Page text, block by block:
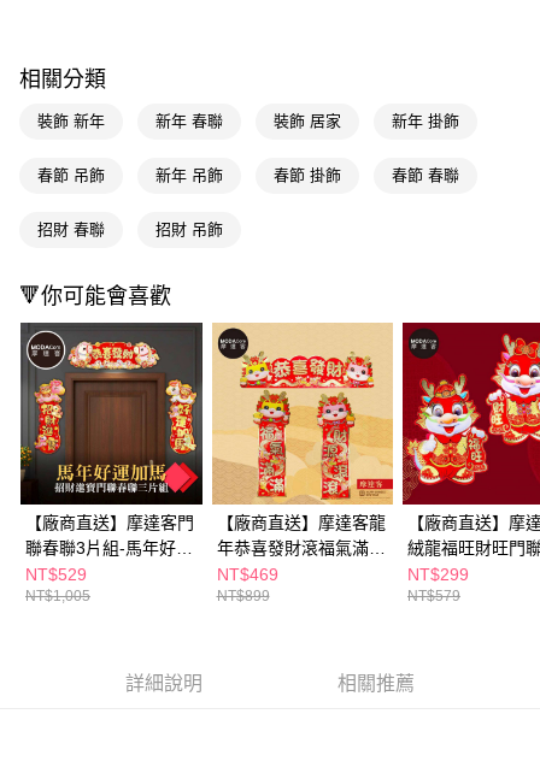
【關於「AFTEE先享後付」】
AFTEE先享後付是「在收到商品之後才付款」的支付方式。 讓您購物簡單
便利好安心！
２．便利：只要手機號碼，簡訊認證，即可結帳。
【「AFTEE先享後付」結帳流程】
結帳頁面，進行簡訊認證並確認金額後，即可完成結帳。
２．訂單成立數日內，您將收到繳費通知簡訊。
３．收到繳費通知簡訊後14天內，點擊此簡訊中的連結，可透過四大超商／
ATM／網路銀行／等多元方式進行付款，方視為交易完成。
※ 請注意：結帳手續完成當下不需立刻繳費，但若您需要取消訂單，請聯絡
購買商品的店家。未經商家同意取消之訂單仍視為有效，需透過AFTEE先享
後付繳納相關費用。
※ 交易是否成功請以「AFTEE先享後付 」之結帳頁面顯示為準，若有關於
是否繳費成功／繳費後需取消欲退款等相關疑問，請聯繫「AFTEE先享後付
客戶支援中心」https://netprotections.freshdesk.com/support/home
【注意事項】
１．透過由恩沛科技股份有限公司提供之「AFTEE先享後付」服務完成之交
易，需依本服務之必要範圍內提供個人資料，並將交易相關給付款項請求債
權轉讓予恩沛科技股份有限公司。
「AFTEE先享後付」，若未經同意申辦者引起之損失，本公司不負相關責
運送方式
宅配(離島廠商直送🚚)
相關分類
裝飾 新年 新年 春聯 裝飾 居家 新年 掛飾
春節 吊飾 新年 吊飾 春節 掛飾 春節 春聯
招財 春聯 招財 吊飾
🔻你可能會喜歡
【廠商直送】摩達客門
聯春聯3片組-馬年好運
加馬招財(橫批+左右對
聯)
NT$529
NT$1,005
【廠商直送】摩達客龍
年恭喜發財滾福氣滿門
聯三片組
NT$469
NT$899
【廠商直送】摩
絨龍福旺財旺門
兩片組
NT$299
NT$579
詳細說明 相關推薦